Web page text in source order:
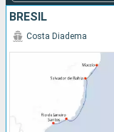
BRÉSIL
Costa Diadema